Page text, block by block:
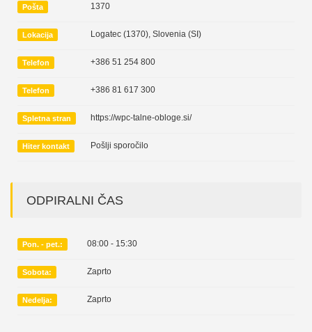
Pošta 1370
Lokacija Logatec (1370), Slovenia (SI)
Telefon +386 51 254 800
Telefon +386 81 617 300
Spletna stran https://wpc-talne-obloge.si/
Hiter kontakt Pošlji sporočilo
ODPIRALNI ČAS
Pon. - pet.: 08:00 - 15:30
Sobota: Zaprto
Nedelja: Zaprto